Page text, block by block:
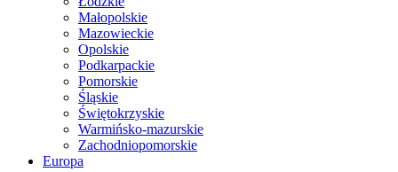
Małopolskie
Mazowieckie
Opolskie
Podkarpackie
Pomorskie
Śląskie
Świętokrzyskie
Warmińsko-mazurskie
Zachodniopomorskie
Europa